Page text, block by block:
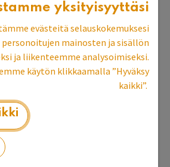
cm, yksityisyyttäsi
evästeitä selauskokemuksesi
mainosten ja sisällön
ja liikenteemme analysoimiseksi.
käytön klikkaamalla ”Hyväksy
kaikki”.